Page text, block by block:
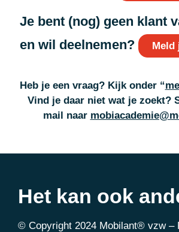
Je bent (nog) geen klant
en wil deelnemen?
Meld
Heb je een vraag? Kijk onder “
Vind je daar niet wat je zoekt?
mail naar
Het kan ook
© Copyright 2024 Mobilant® vzw –